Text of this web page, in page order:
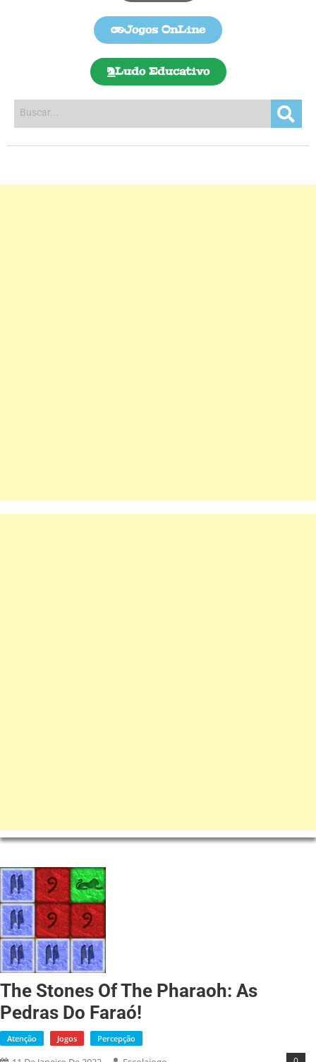
Jogos OnLine
Ludo Educativo
The Stones Of The Pharaoh: As
Pedras Do Faraó!
Atenção Jogos Percepção